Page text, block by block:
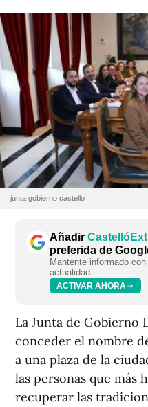
junta gobierno castello
Añadir
preferida de
Mantente informado
actualidad.
ACTIVAR AHORA
La Junta de Gobierno
conceder el nombre
a una plaza de la
las personas que más
recuperar las